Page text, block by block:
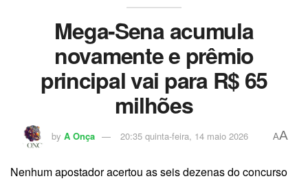
Mega-Sena acumula
novamente e prêmio
principal vai para R$ 65
milhões
by A Onça 20:35 quinta-feira, 14 maio 2026 AA
Nenhum apostador acertou as seis dezenas do concurso